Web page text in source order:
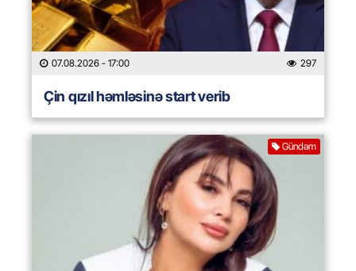
07.08.2026 - 17:00 297
Çin qızıl həmləsinə start verib
Gündəm